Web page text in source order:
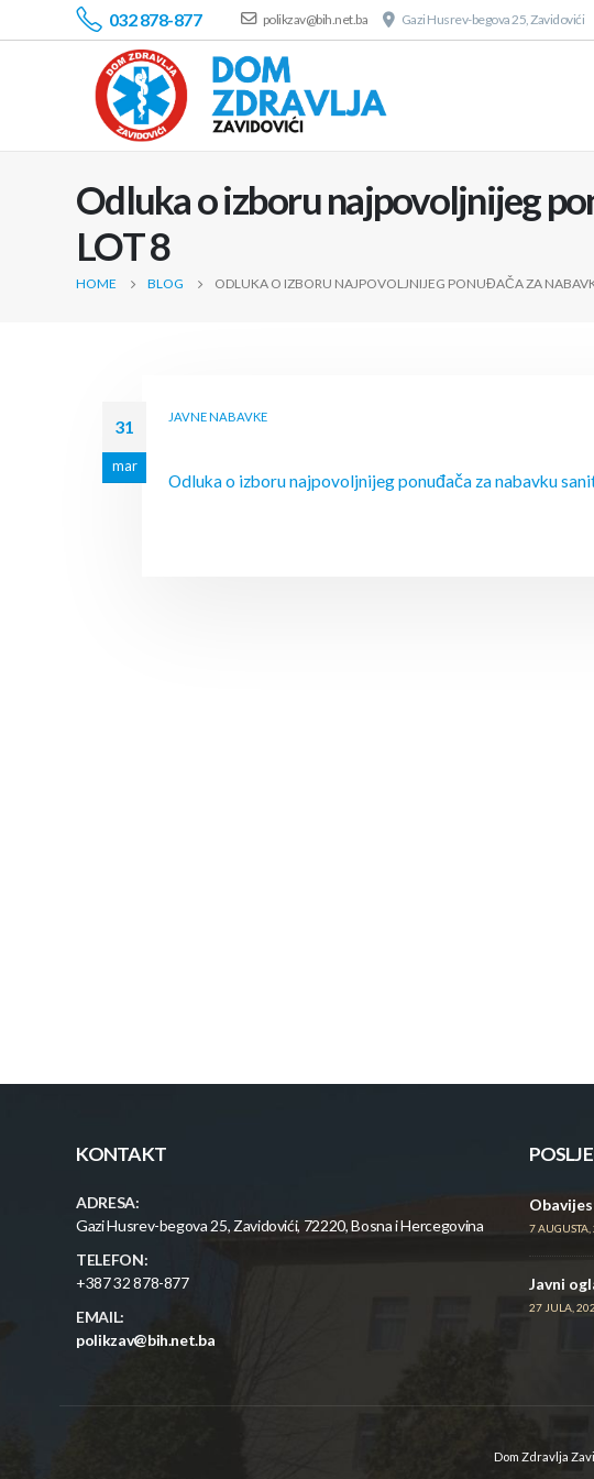
032 878-877 polikzav@bih.net.ba Gazi Husrev-begova 25, Zavidovići
Odluka o izboru najpovoljnijeg
LOT 8
HOME BLOG ODLUKA O IZBORU NAJPOVOLJNIJEG PONUĐAČA ZA
31
mar
JAVNE NABAVKE
Odluka o izboru najpovoljnijeg ponuđača za nabavku
KONTAKT
ADRESA:
Gazi Husrev-begova 25, Zavidovići, 72220, Bosna i Hercegovina
TELEFON:
+387 32 878-877
EMAIL:
polikzav@bih.net.ba
7
Javni
27 JULA,
Dom Zdravlja